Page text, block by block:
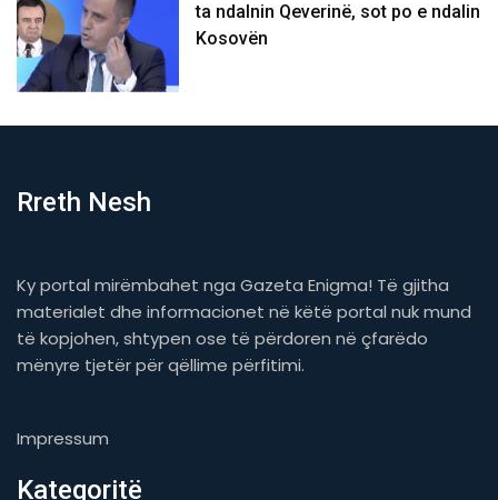
ta ndalnin Qeverinë, sot po e ndalin
Kosovën
Rreth Nesh
Ky portal mirëmbahet nga Gazeta Enigma! Të gjitha
materialet dhe informacionet në këtë portal nuk mund
të kopjohen, shtypen ose të përdoren në çfarëdo
mënyre tjetër për qëllime përfitimi.
Impressum
Kategoritë